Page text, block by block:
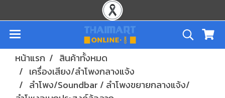
หน้าแรก
สินค้าทั้งหมด
เครื่องเสียง/ลำโพงกลางแจ้ง
ลำโพง/Soundbar / ลำโพงขยายกลางแจ้ง/